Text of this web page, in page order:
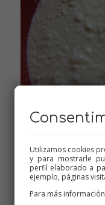
Utilizamos cookies
y para mostrarle
perfil elaborado a
ejemplo, páginas
Para más